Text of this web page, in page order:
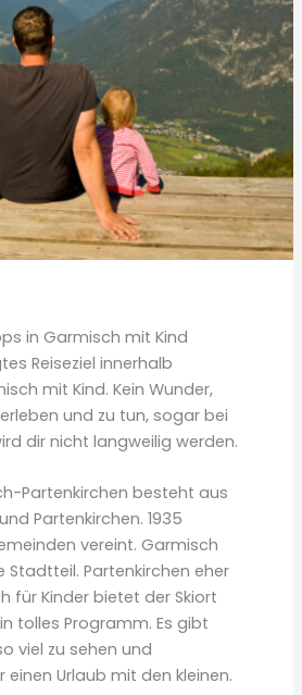
in Garmisch mit Kind
Reiseziel innerhalb
mit Kind. Kein Wunder,
und zu tun, sogar bei
dir nicht langweilig werden.
Partenkirchen besteht aus
Partenkirchen. 1935
vereint. Garmisch
Partenkirchen eher
für Kinder bietet der Skiort
tolles Programm. Es gibt
viel zu sehen und
einen Urlaub mit den kleinen.